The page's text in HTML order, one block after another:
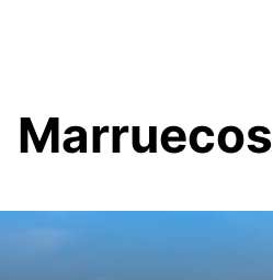
Marruecos